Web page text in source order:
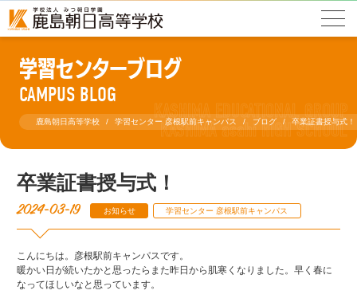
学習センターブログ
CAMPUS BLOG
鹿島朝日高等学校 学習センター 彦根駅前キャンパス ブログ 卒業証書授与式！
卒業証書授与式！
2024-03-19 お知らせ 学習センター 彦根駅前キャンパス
こんにちは。彦根駅前キャンパスです。
暖かい日が続いたかと思ったらまた昨日から肌寒くなりました。早く春に
なってほしいなと思っています。